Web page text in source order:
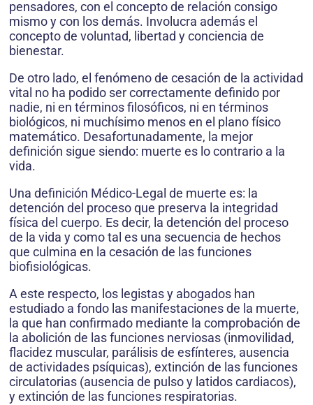
pensadores, con el concepto de relación consigo
mismo y con los demás. Involucra además el
concepto de voluntad, libertad y conciencia de
bienestar.
De otro lado, el fenómeno de cesación de la actividad
vital no ha podido ser correctamente definido por
nadie, ni en términos filosóficos, ni en términos
biológicos, ni muchísimo menos en el plano físico
matemático. Desafortunadamente, la mejor
definición sigue siendo: muerte es lo contrario a la
vida.
Una definición Médico-Legal de muerte es: la
detención del proceso que preserva la integridad
física del cuerpo. Es decir, la detención del proceso
de la vida y como tal es una secuencia de hechos
que culmina en la cesación de las funciones
biofisiológicas.
A este respecto, los legistas y abogados han
estudiado a fondo las manifestaciones de la muerte,
la que han confirmado mediante la comprobación de
la abolición de las funciones nerviosas (inmovilidad,
flacidez muscular, parálisis de esfínteres, ausencia
de actividades psíquicas), extinción de las funciones
circulatorias (ausencia de pulso y latidos cardiacos),
y extinción de las funciones respiratorias.